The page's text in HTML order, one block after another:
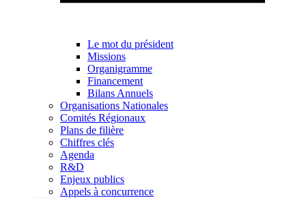
Le mot du président
Missions
Organigramme
Financement
Bilans Annuels
Organisations Nationales
Comités Régionaux
Plans de filière
Chiffres clés
Agenda
R&D
Enjeux publics
Appels à concurrence